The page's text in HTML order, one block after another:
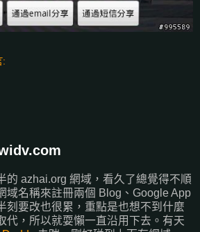
:
的 azhai.org 網域，看久了總覺得不順
域名稱來註冊兩個 Blog、Google App
刻要改也很累，重點是也想不到什麼
代，所以就耍懶一直沿用下去。有天